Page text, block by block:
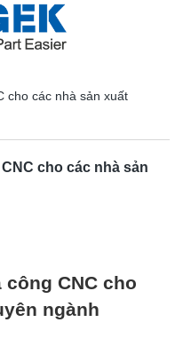
cho các nhà sản xuất
cho các nhà sản
CNC cho
ngành